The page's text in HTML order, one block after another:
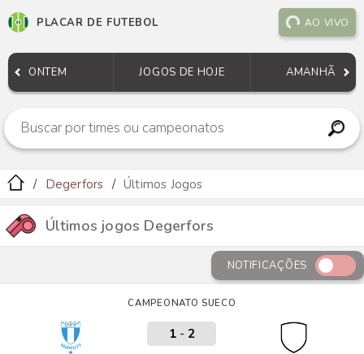
PLACAR DE FUTEBOL AO VIVO
ONTEM JOGOS DE HOJE AMANHÃ
Degerfors Últimos Jogos
Últimos jogos Degerfors
NOTIFICAÇÕES
CAMPEONATO SUECO
1- 2